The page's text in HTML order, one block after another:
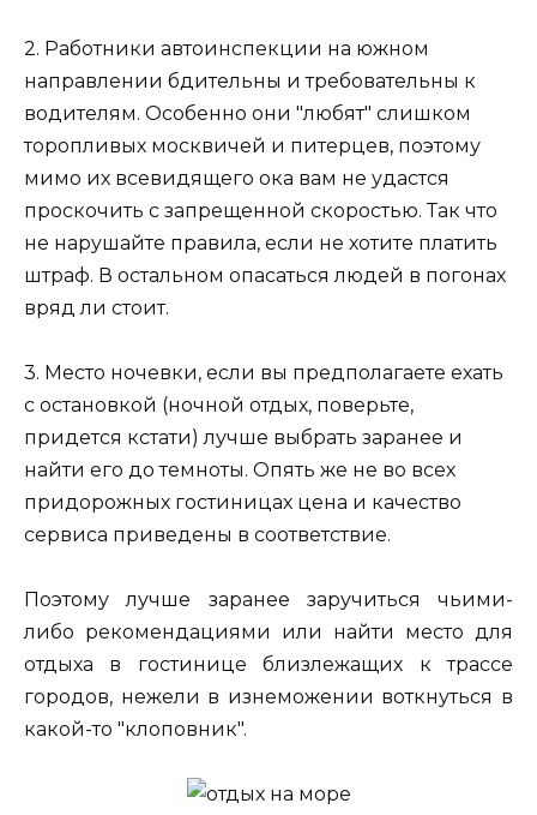
2. Работники автоинспекции на южном
направлении бдительны и требовательны к
водителям. Особенно они "любят" слишком
торопливых москвичей и питерцев, поэтому
мимо их всевидящего ока вам не удастся
проскочить с запрещенной скоростью. Так что
не нарушайте правила, если не хотите платить
штраф. В остальном опасаться людей в погонах
вряд ли стоит.
3. Место ночевки, если вы предполагаете ехать
с остановкой (ночной отдых, поверьте,
придется кстати) лучше выбрать заранее и
найти его до темноты. Опять же не во всех
придорожных гостиницах цена и качество
сервиса приведены в соответствие.
Поэтому лучше заранее заручиться чьими-
либо рекомендациями или найти место для
отдыха в гостинице близлежащих к трассе
городов, нежели в изнеможении воткнуться в
какой-то "клоповник".